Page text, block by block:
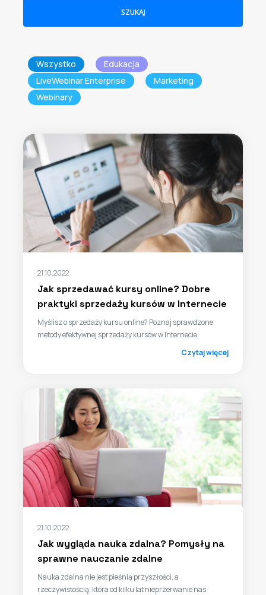
SZUKAJ
Wszystko
Edukacja
LiveWebinar Enterprise
Marketing
Webinary
21.10.2022
Jak sprzedawać kursy online? Dobre
praktyki sprzedaży kursów w Internecie
Myślisz o sprzedaży kursu online? Poznaj sprawdzone
metody efektywnej sprzedaży kursów w Internecie.
Czytaj więcej
21.10.2022
Jak wygląda nauka zdalna? Pomysły na
sprawne nauczanie zdalne
Nauka zdalna nie jest pieśnią przyszłości, a
rzeczywistością, która od kilku lat nieprzerwanie nas